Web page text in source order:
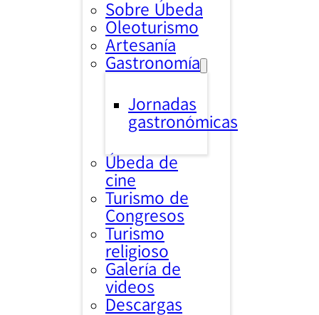
Sobre Úbeda
Oleoturismo
Artesanía
Gastronomía
Jornadas
gastronómicas
Úbeda de
cine
Turismo de
Congresos
Turismo
religioso
Galería de
videos
Descargas